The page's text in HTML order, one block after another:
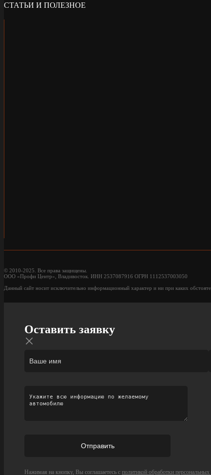
СТАТЬИ И ПОЛЕЗНОЕ
© 2010-2025. Все права защищены.
ООО «Профи Центр», Владивосток. ИНН 2537087916 ОГРН 1112537003050
Данный сайт носит исключительно информационный характер и ни при каких
Оставить заявку
Нажимая на кнопку, Вы соглашаетесь с политикой обработки